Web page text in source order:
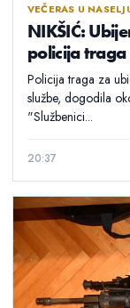
VEČERAS U
NIKŠIĆ:
policija traga
Policija traga za
službe, dogodila
"Službenici...
20:37